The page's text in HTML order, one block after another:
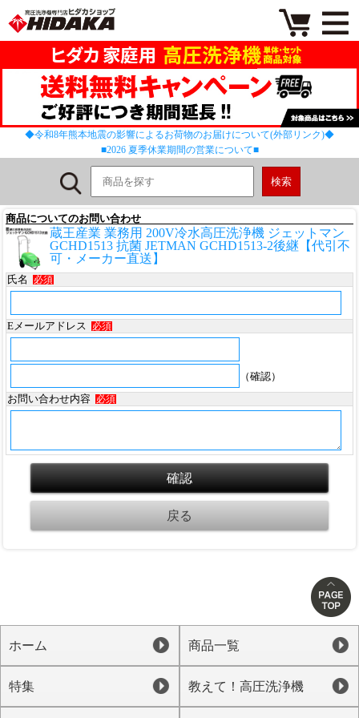
◆令和8年熊本地震の影響によるお荷物のお届けについて(外部リンク)◆
■2026 夏季休業期間の営業について■
商品についてのお問い合わせ
蔵王産業 業務用 200V冷水高圧洗浄機 ジェットマン
GCHD1513 抗菌 JETMAN GCHD1513-2後継【代引不
可・メーカー直送】
氏名 必須
Eメールアドレス 必須
（確認）
お問い合わせ内容
必須
ホーム 商品一覧
特集 教えて！高圧洗浄機